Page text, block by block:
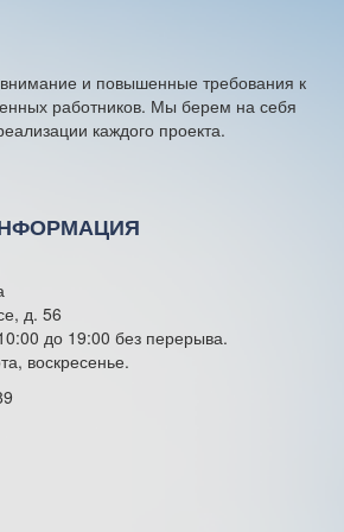
и повышенные требования к
работников. Мы берем на себя
каждого проекта.
д. 56
до 19:00 без перерыва.
воскресенье.